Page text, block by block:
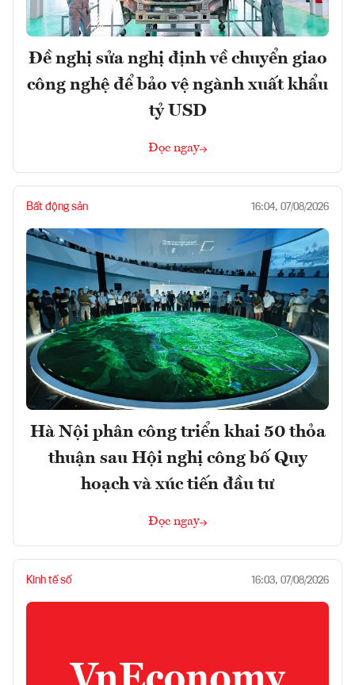
Đề nghị sửa nghị định về chuyển giao
công nghệ để bảo vệ ngành xuất khẩu
tỷ USD
Đọc ngay
Bất động sản 16:04, 07/08/2026
Hà Nội phân công triển khai 50 thỏa
thuận sau Hội nghị công bố Quy
hoạch và xúc tiến đầu tư
Đọc ngay
Kinh tế số 16:03, 07/08/2026